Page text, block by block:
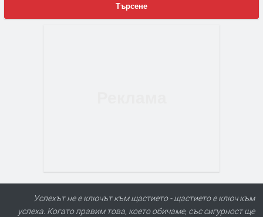
Търсене
Успехът не е ключът към щастието - щастието е ключ към
успеха. Когато правим това, което обичаме, със сигурност ще